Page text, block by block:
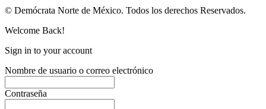
© Demócrata Norte de México. Todos los derechos Reservados.
Welcome Back!
Sign in to your account
Nombre de usuario o correo electrónico
Contraseña